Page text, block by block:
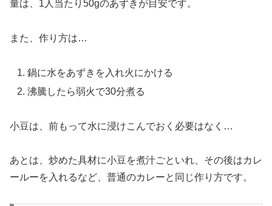
量は、1人当たり50gのあずきが目安です。
また、作り方は…
鍋に水をあずきを入れ火にかける
沸騰したら弱火で30分煮る
小豆は、前もって水に浸けこんでおく必要はなく…
あとは、炒めた具材に小豆を煮汁ごといれ、その後はカレ
ールーを入れるなど、普通のカレーと同じ作り方です。